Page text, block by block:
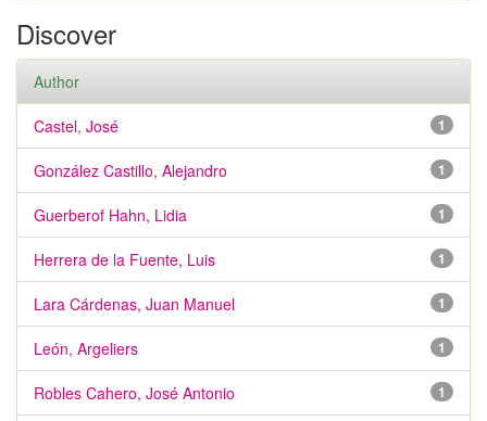
Discover
Author
1
Castel, José
1
González Castillo, Alejandro
1
Guerberof Hahn, Lidia
1
Herrera de la Fuente, Luis
1
Lara Cárdenas, Juan Manuel
1
León, Argeliers
1
Robles Cahero, José Antonio